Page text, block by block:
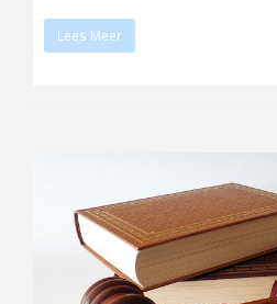
Lees Meer